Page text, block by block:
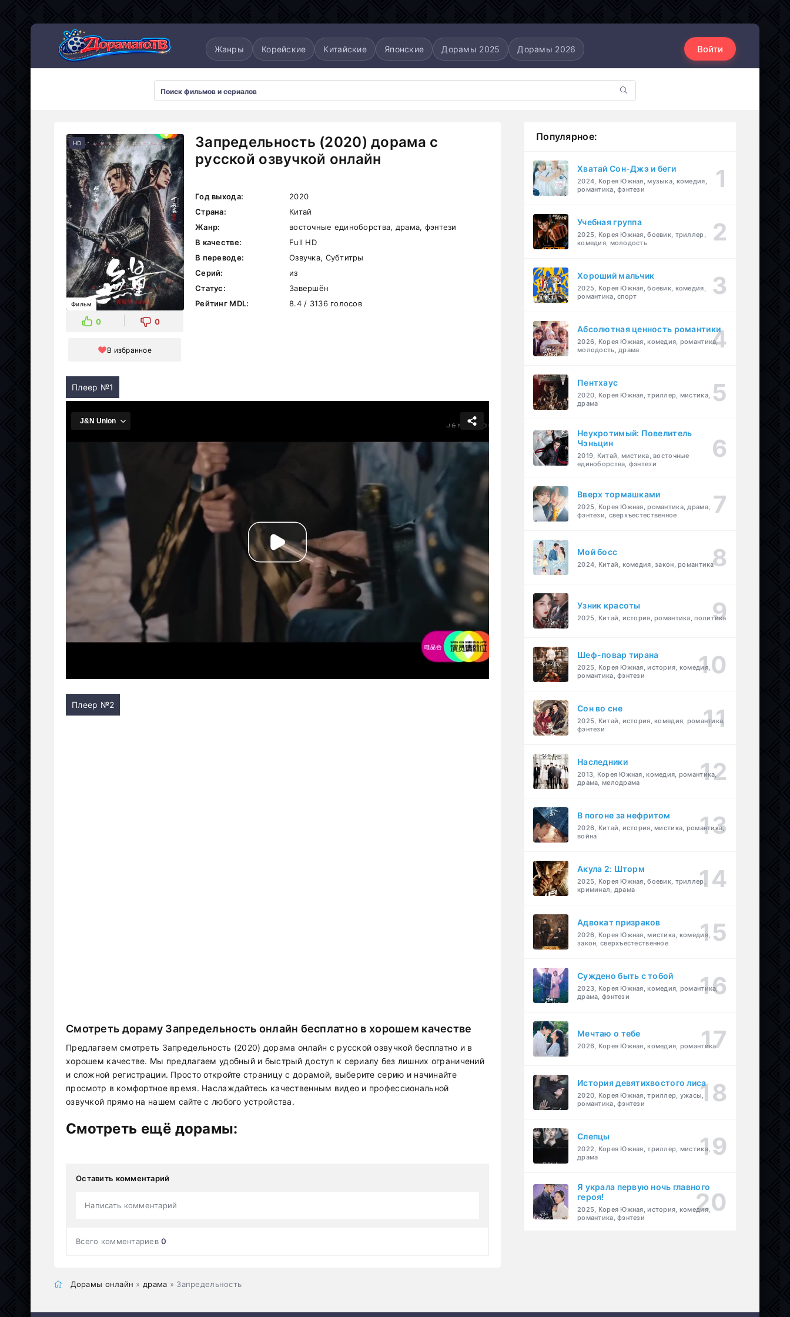
Жанры Корейские Китайские Японские Дорамы 2025 Дорамы 2026 Войти
HD
Фильм
0 0
В избранное
Запредельность (2020) дорама с
русской озвучкой онлайн
Год выхода:
2020
Страна:
Китай
Жанр:
восточные единоборства, драма, фэнтези
В качестве:
Full HD
В переводе:
Озвучка, Субтитры
Серий:
из
Статус:
Завершён
Рейтинг MDL:
8.4 / 3136 голосов
Плеер №1
Плеер №2
Смотреть дораму Запредельность онлайн бесплатно в хорошем качестве
Предлагаем смотреть Запредельность (2020) дорама онлайн с русской озвучкой бесплатно и в
хорошем качестве. Мы предлагаем удобный и быстрый доступ к сериалу без лишних ограничений
и сложной регистрации. Просто откройте страницу с дорамой, выберите серию и начинайте
просмотр в комфортное время. Наслаждайтесь качественным видео и профессиональной
озвучкой прямо на нашем сайте с любого устройства.
Смотреть ещё дорамы:
Оставить комментарий
Написать комментарий
Всего комментариев0
Дорамы онлайн » драма » Запредельность
Популярное:
Хватай Сон-Джэ и беги
2024, Корея Южная, музыка, комедия,
романтика, фэнтези
Учебная группа
2025, Корея Южная, боевик, триллер,
комедия, молодость
Хороший мальчик
2025, Корея Южная, боевик, комедия,
романтика, спорт
Абсолютная ценность романтики
2026, Корея Южная, комедия, романтика,
молодость, драма
Пентхаус
2020, Корея Южная, триллер, мистика,
драма
Неукротимый: Повелитель
Чэньцин
2019, Китай, мистика, восточные
единоборства, фэнтези
Вверх тормашками
2025, Корея Южная, романтика, драма,
фэнтези, сверхъестественное
Мой босс
2024, Китай, комедия, закон, романтика
Узник красоты
2025, Китай, история, романтика, политика
Шеф-повар тирана
2025, Корея Южная, история, комедия,
романтика, фэнтези
Cон во сне
2025, Китай, история, комедия, романтика,
фэнтези
Наследники
2013, Корея Южная, комедия, романтика,
драма, мелодрама
В погоне за нефритом
2026, Китай, история, мистика, романтика,
война
Акула 2: Шторм
2025, Корея Южная, боевик, триллер,
криминал, драма
Адвокат призраков
2026, Корея Южная, мистика, комедия,
закон, сверхъестественное
Суждено быть с тобой
2023, Корея Южная, комедия, романтика,
драма, фэнтези
Мечтаю о тебе
2026, Корея Южная, комедия, романтика
История девятихвостого лиса
2020, Корея Южная, триллер, ужасы,
романтика, фэнтези
Слепцы
2022, Корея Южная, триллер, мистика,
драма
Я украла первую ночь главного
героя!
2025, Корея Южная, история, комедия,
романтика, фэнтези
Дорамы 2025 Дорамы 2026